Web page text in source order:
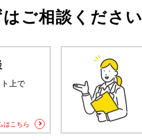
はご相談ください
上で
はこちら